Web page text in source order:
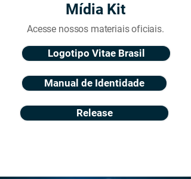
Mídia Kit
Acesse nossos materiais oficiais.
Logotipo Vitae Brasil
Manual de Identidade
Release